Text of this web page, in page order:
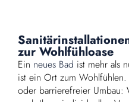
zur Wohlfühloase
Ein neues Bad ist mehr als
ist ein Ort zum
oder barrierefreier Umbau: